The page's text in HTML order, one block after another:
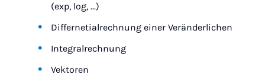
(exp, log, ...)
Differnetialrechnung einer Veränderlichen
Integralrechnung
Vektoren